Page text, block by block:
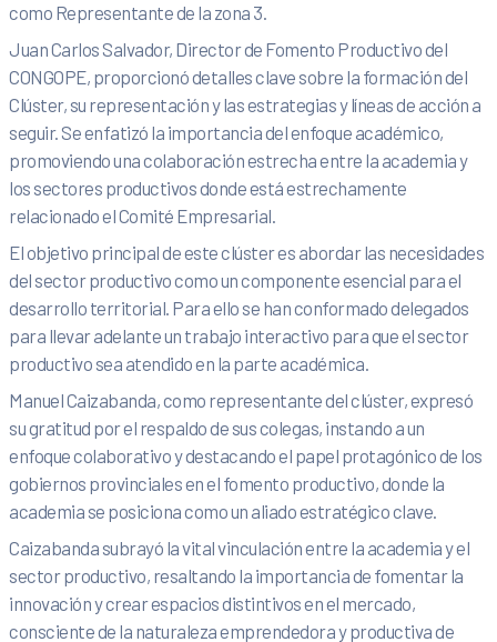
como Representante de la zona 3.
Juan Carlos Salvador, Director de Fomento Productivo del
CONGOPE, proporcionó detalles clave sobre la formación del
Clúster, su representación y las estrategias y líneas de acción a
seguir. Se enfatizó la importancia del enfoque académico,
promoviendo una colaboración estrecha entre la academia y
los sectores productivos donde está estrechamente
relacionado el Comité Empresarial.
El objetivo principal de este clúster es abordar las necesidades
del sector productivo como un componente esencial para el
desarrollo territorial. Para ello se han conformado delegados
para llevar adelante un trabajo interactivo para que el sector
productivo sea atendido en la parte académica.
Manuel Caizabanda, como representante del clúster, expresó
su gratitud por el respaldo de sus colegas, instando a un
enfoque colaborativo y destacando el papel protagónico de los
gobiernos provinciales en el fomento productivo, donde la
academia se posiciona como un aliado estratégico clave.
Caizabanda subrayó la vital vinculación entre la academia y el
sector productivo, resaltando la importancia de fomentar la
innovación y crear espacios distintivos en el mercado,
consciente de la naturaleza emprendedora y productiva de